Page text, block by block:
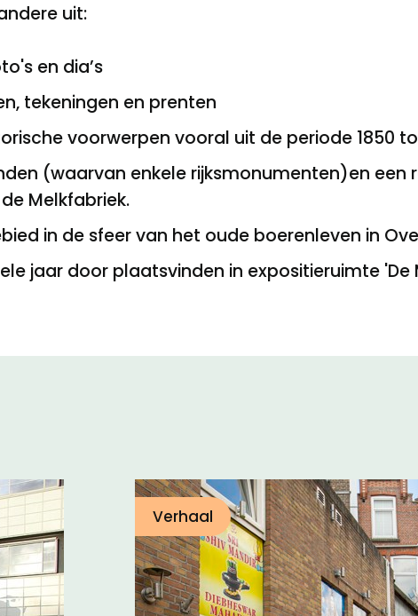
uit:
en dia’s
tekeningen en prenten
voorwerpen vooral uit de periode 1850
(waarvan enkele rijksmonumenten)en een
Melkfabriek.
in de sfeer van het oude boerenleven in
jaar door plaatsvinden in expositieruimte 'De
Verhaal